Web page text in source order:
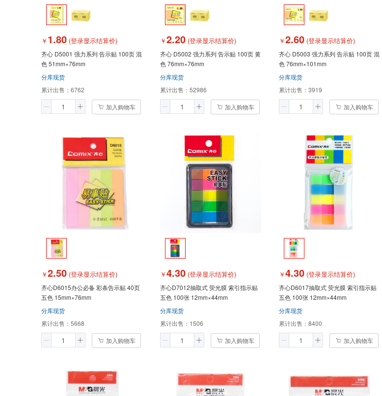
￥ 1.80 (登录显示结算价)
齐心 D5001 强力系列 告示贴 100页 混
色 51mm×76mm
分库现货
累计出售： 6762
加入购物车
￥2.20 (登录显示结算价)
齐心 D5002 强力系列 告示贴 100页 黄
色 76mm×76mm
分库现货
累计出售： 52986
加入购物车
￥2.60 (登录显示结算价)
齐心 D5003 强力系列 告示贴 100页 混
色 76mm×101mm
分库现货
累计出售： 3919
加入购物车
￥2.50 (登录显示结算价)
齐心D6015办公必备 彩条告示贴 40页
五色 15mm×76mm
分库现货
累计出售： 5668
加入购物车
￥4.30 (登录显示结算价)
齐心D7012抽取式 荧光膜 索引指示贴
五色 100张 12mm×44mm
分库现货
累计出售： 1506
加入购物车
￥4.30 (登录显示结算价)
齐心D6017抽取式 荧光膜 索引指示贴
五色 100张 12mm×44mm
分库现货
累计出售： 8400
加入购物车